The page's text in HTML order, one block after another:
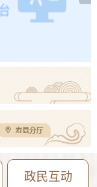
“抓拍”！ 08-04
绩公告
政民互动